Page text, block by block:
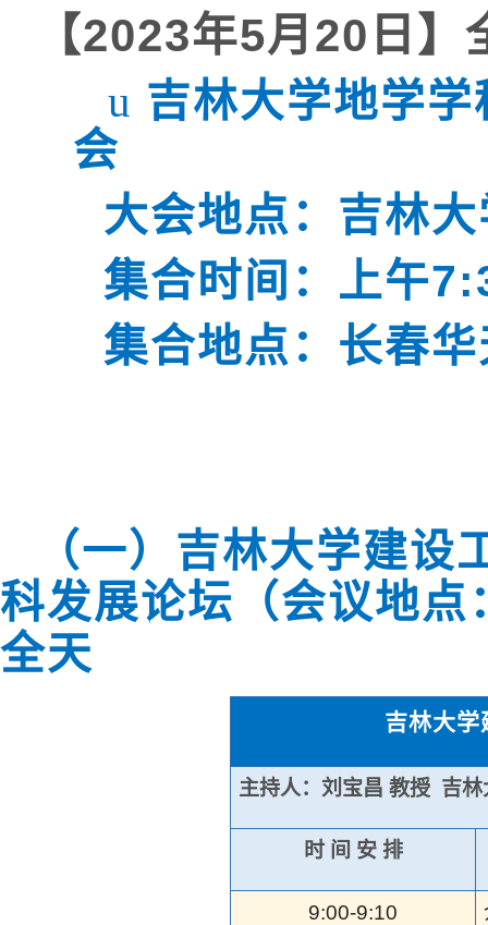
【2023年5月 20 日】
u 吉林大学地学
会
大会地点：吉林
集合时间：上午
集合地点：长春
（一）吉林大学建
科发展论坛（会议地
全天
吉林大学
主持人：刘宝昌 教授 吉
时 间 安 排
9:00-9:10